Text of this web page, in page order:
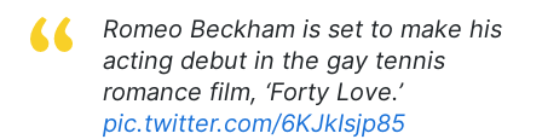
Romeo Beckham is set to make his
acting debut in the gay tennis
romance film, ‘Forty Love.’
pic.twitter.com/6KJkIsjp85